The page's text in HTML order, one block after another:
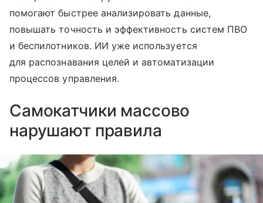
помогают быстрее анализировать данные,
повышать точность и эффективность систем ПВО
и беспилотников. ИИ уже используется
для распознавания целей и автоматизации
процессов управления.
Самокатчики массово
нарушают правила